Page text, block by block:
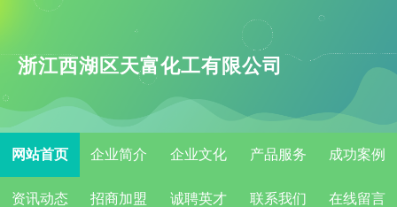
浙江西湖区天富化工有限公司
网站首页 企业简介 企业文化 产品服务 成功案例
资讯动态 招商加盟 诚聘英才 联系我们 在线留言